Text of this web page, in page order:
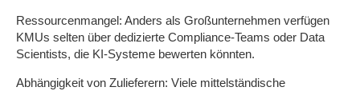
Ressourcenmangel: Anders als Großunternehmen verfügen
KMUs selten über dedizierte Compliance-Teams oder Data
Scientists, die KI-Systeme bewerten könnten.
Abhängigkeit von Zulieferern: Viele mittelständische